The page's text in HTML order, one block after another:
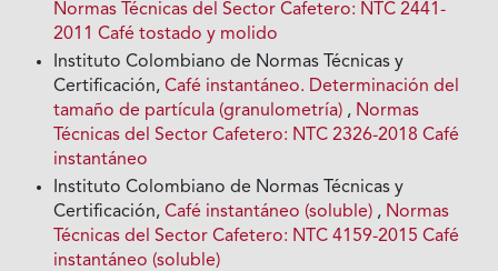
Normas Técnicas del Sector Cafetero: NTC 2441-
2011 Café tostado y molido
Instituto Colombiano de Normas Técnicas y
Certificación,Café instantáneo. Determinación del
tamaño de partícula (granulometría) , Normas
Técnicas del Sector Cafetero: NTC 2326-2018 Café
instantáneo
Instituto Colombiano de Normas Técnicas y
Certificación,Café instantáneo (soluble) , Normas
Técnicas del Sector Cafetero: NTC 4159-2015 Café
instantáneo (soluble)